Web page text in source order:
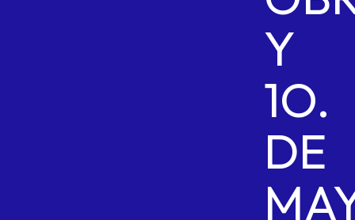
Y
1O.
DE